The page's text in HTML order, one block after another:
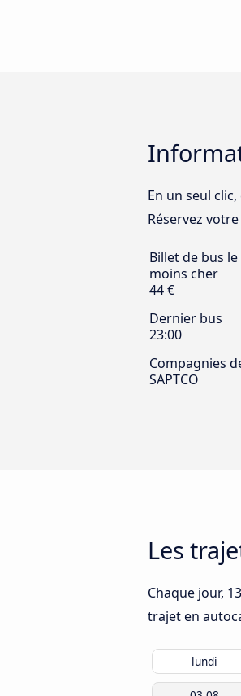
En un seul
Réservez
Billet de bus le
moins cher
44 €
Dernier bus
23:00
Compagnies
SAPTCO
Les
Chaque jour,
trajet en
lundi